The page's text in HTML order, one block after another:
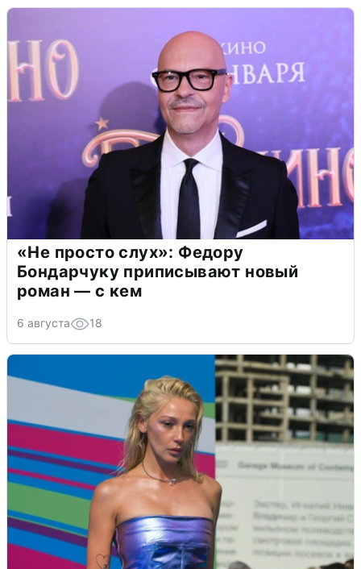
«Не просто слух»: Федору
Бондарчуку приписывают новый
роман — с кем
6 августа 18